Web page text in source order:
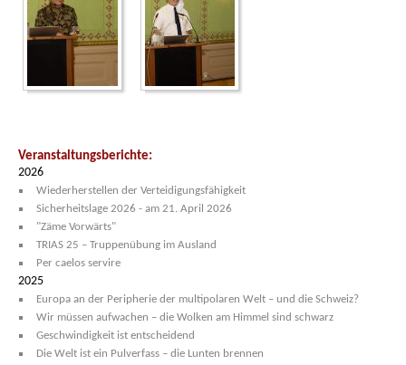
Veranstaltungsberichte:
2026
Wiederherstellen der Verteidigungsfähigkeit
Sicherheitslage 2026 - am 21. April 2026
"Zäme Vorwärts"
TRIAS 25 – Truppenübung im Ausland
Per caelos servire
2025
Europa an der Peripherie der multipolaren Welt – und die Schweiz?
Wir müssen aufwachen – die Wolken am Himmel sind schwarz
Geschwindigkeit ist entscheidend
Die Welt ist ein Pulverfass – die Lunten brennen